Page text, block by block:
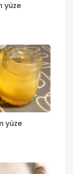
yüze
yüze